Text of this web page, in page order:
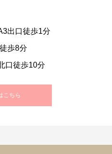
出口徒歩1分
歩8分
口徒歩10分
こちら